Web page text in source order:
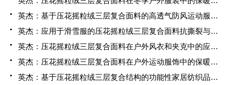
英杰：基于压花摇粒绒三层复合面料的高透气防风运动服饰开发
英杰：应用于滑雪服的压花摇粒绒三层复合面料抗撕裂与耐磨性提升技术
英杰：压花摇粒绒三层复合面料在户外风衣和夹克中的应用与性能
英杰：压花摇粒绒三层复合面料在户外运动服饰中的保暖与透气性能研究
英杰：基于压花摇粒绒三层复合结构的功能性家居纺织品开发与应用